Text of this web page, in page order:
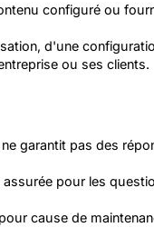
configuré ou
d'une
ou ses clients.
garantit pas des
pour les
cause de